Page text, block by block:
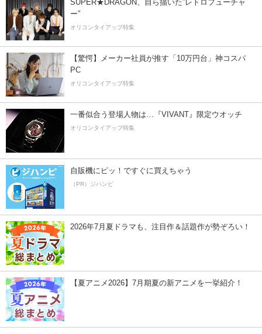
SUPER★DRAGON、自ら描いた”レトロフューチャ
ー”
オリコンタイアップ特集
【驚愕】メーカー社員が推す「10万円台」神コスパ
PC
オリコンタイアップ特集
一番似合う登場人物は…『VIVANT』限定ウオッチ
オリコンタイアップ特集
自販機にピッ！ですぐに買えちゃう
（PR）ジハンピ
2026年7月夏ドラマも、注目作＆話題作が勢ぞろい！
【夏アニメ2026】7月期夏の新アニメを一挙紹介！